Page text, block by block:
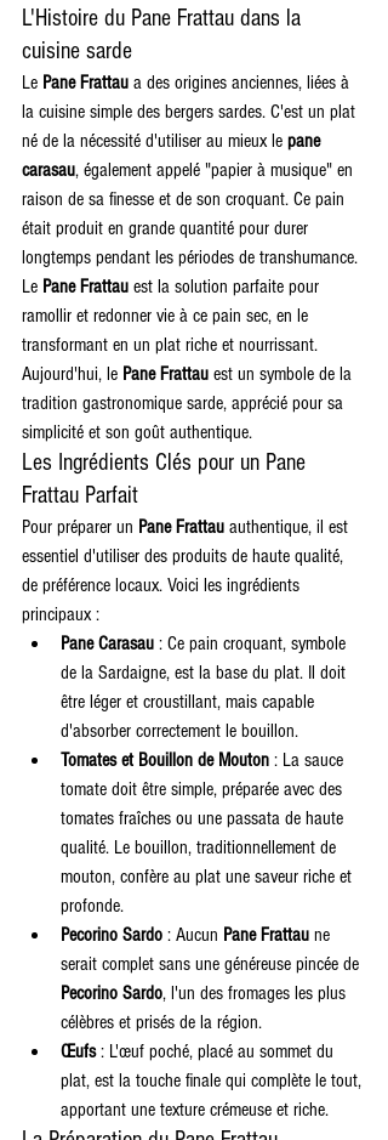
L'Histoire du Pane Frattau dans la
cuisine sarde
Le Pane Frattau a des origines anciennes, liées à
la cuisine simple des bergers sardes. C'est un plat
né de la nécessité d'utiliser au mieux le pane
carasau, également appelé "papier à musique" en
raison de sa finesse et de son croquant. Ce pain
était produit en grande quantité pour durer
longtemps pendant les périodes de transhumance.
Le Pane Frattau est la solution parfaite pour
ramollir et redonner vie à ce pain sec, en le
transformant en un plat riche et nourrissant.
Aujourd'hui, le Pane Frattau est un symbole de la
tradition gastronomique sarde, apprécié pour sa
simplicité et son goût authentique.
Les Ingrédients Clés pour un Pane
Frattau Parfait
Pour préparer un Pane Frattau authentique, il est
essentiel d'utiliser des produits de haute qualité,
de préférence locaux. Voici les ingrédients
principaux :
Pane Carasau : Ce pain croquant, symbole
de la Sardaigne, est la base du plat. Il doit
être léger et croustillant, mais capable
d'absorber correctement le bouillon.
Tomates et Bouillon de Mouton : La sauce
tomate doit être simple, préparée avec des
tomates fraîches ou une passata de haute
qualité. Le bouillon, traditionnellement de
mouton, confère au plat une saveur riche et
profonde.
Pecorino Sardo : Aucun Pane Frattau ne
serait complet sans une généreuse pincée de
Pecorino Sardo, l'un des fromages les plus
célèbres et prisés de la région.
Œufs : L'œuf poché, placé au sommet du
plat, est la touche finale qui complète le tout,
apportant une texture crémeuse et riche.